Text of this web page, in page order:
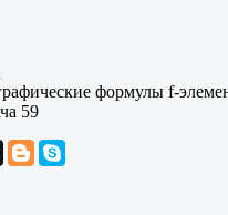
формулы f-
59